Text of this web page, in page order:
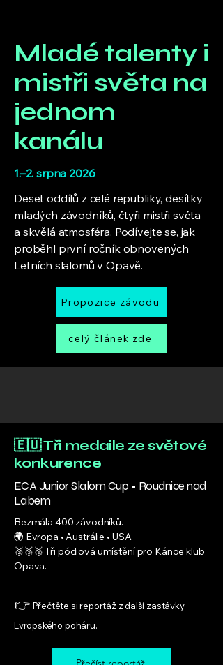
Mladé talenty i
mistři světa na
jednom
kanálu
1.–2. srpna 2026
Deset oddílů z celé republiky, desítky
mladých závodníků, čtyři mistři světa
a skvělá atmosféra. Podívejte se, jak
proběhl první ročník obnovených
Letních slalomů v Opavě.
Propozice závodu
celý článek zde
🇪🇺 Tři medaile ze světové
konkurence
ECA Junior Slalom Cup • Roudnice nad
Labem
Bezmála 400 závodníků.
🌍 Evropa • Austrálie • USA
🥈🥉🥉 Tři pódiová umístění pro Kánoe klub
Opava.
👉 Přečtěte si reportáž z další zastávky
Evropského poháru.